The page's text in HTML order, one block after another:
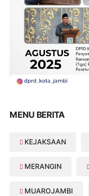
MENU BERITA
KEJAKSAAN
MERANGIN
MUAROJAMBI